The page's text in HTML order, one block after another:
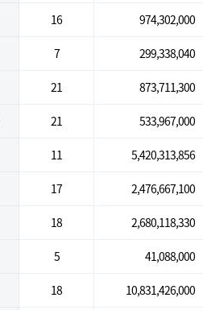
16 974,302,000
7 299,338,040
21 873,711,300
21 533,967,000
11 5,420,313,856
17 2,476,667,100
18 2,680,118,330
5 41,088,000
18 10,831,426,000